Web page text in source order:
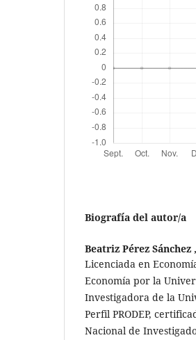
Biografía del autor/a
Beatriz Pérez Sánchez ,
Licenciada en
Economía por la
Investigadora de la
Perfil PRODEP,
Nacional de